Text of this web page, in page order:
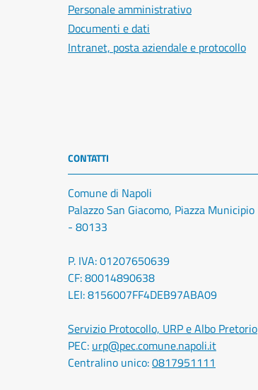
Personale amministrativo
Documenti e dati
Intranet, posta aziendale e protocollo
CONTATTI
Comune di Napoli
Palazzo San Giacomo, Piazza Municipio
- 80133
P. IVA: 01207650639
CF: 80014890638
LEI: 8156007FF4DEB97ABA09
Servizio Protocollo, URP e Albo Pretorio
PEC: urp@pec.comune.napoli.it
Centralino unico:0817951111